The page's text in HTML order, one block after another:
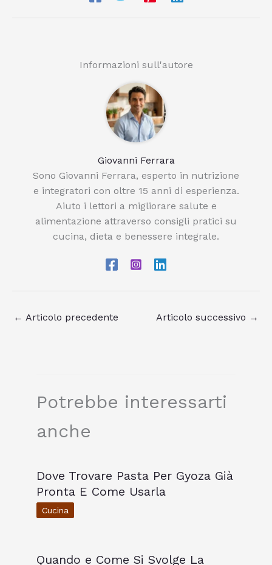
Informazioni sull'autore
Giovanni Ferrara
Sono Giovanni Ferrara, esperto in nutrizione
e integratori con oltre 15 anni di esperienza.
Aiuto i lettori a migliorare salute e
alimentazione attraverso consigli pratici su
cucina, dieta e benessere integrale.
← Articolo precedente Articolo successivo →
Potrebbe interessarti
anche
Dove Trovare Pasta Per Gyoza Già
Pronta E Come Usarla
Cucina
Quando e Come Si Svolge La